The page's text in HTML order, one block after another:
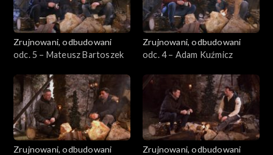
Zrujnowani, odbudowani
odc. 5 – Mateusz Bartoszek
Zrujnowani, odbudowani
odc. 4 – Adam Kuźmicz
Zrujnowani, odbudowani
Zrujnowani, odbudowani